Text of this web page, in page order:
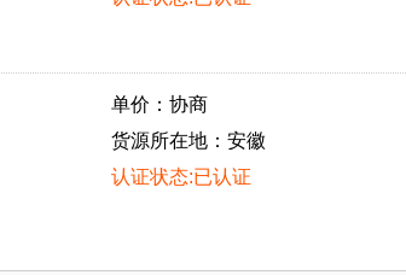
单价：协商
货源所在地：安徽
认证状态:已认证